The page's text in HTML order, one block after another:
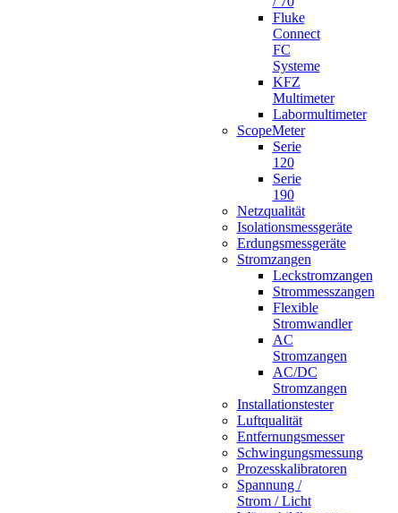
Fluke
Connect
FC
Systeme
KFZ
Multimeter
Labormultimeter
ScopeMeter
Serie
120
Serie
190
Netzqualität
Isolationsmessgeräte
Erdungsmessgeräte
Stromzangen
Leckstromzangen
Strommesszangen
Flexible
Stromwandler
AC
Stromzangen
AC/DC
Stromzangen
Installationstester
Luftqualität
Entfernungsmesser
Schwingungsmessung
Prozesskalibratoren
Spannung /
Strom / Licht